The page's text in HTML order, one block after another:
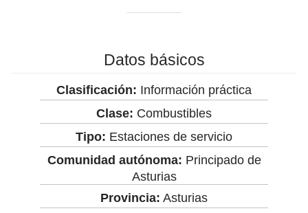
Datos básicos
Clasificación: Información práctica
Clase: Combustibles
Tipo: Estaciones de servicio
Comunidad autónoma: Principado de
Asturias
Provincia: Asturias